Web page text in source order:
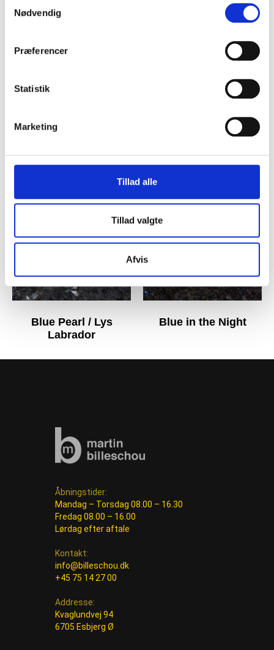
Nødvendig
Præferencer
Statistik
Marketing
Tillad alle
Tillad valgte
Afvis
Blue Pearl / Lys
Labrador
Blue in the Night
Åbningstider:
Mandag – Torsdag 08.00 – 16.30
Fredag 08.00 – 16.00
Lørdag efter aftale
Kontakt:
info@billeschou.dk
+45 75 14 27 00
Addresse:
Kvaglundvej 94
6705 Esbjerg Ø